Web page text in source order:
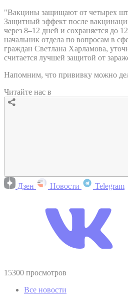
"Вакцины защищают от четырех
Защитный эффект после
через 8–12 дней и сохраняется до
начальник отдела по вопросам в
граждан Светлана Харламова,
считается лучшей защитой от
Напомним, что прививку можно
Читайте нас в
Дзен Новости Telegram
15300 просмотров
Все новости